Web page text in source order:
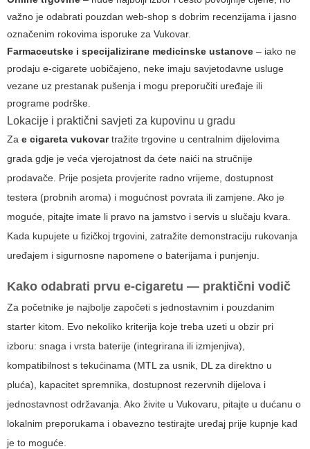
važno je odabrati pouzdan web-shop s dobrim recenzijama i jasno
označenim rokovima isporuke za Vukovar.
Farmaceutske i specijalizirane medicinske ustanove – iako ne
prodaju e-cigarete uobičajeno, neke imaju savjetodavne usluge
vezane uz prestanak pušenja i mogu preporučiti uređaje ili
programe podrške.
Lokacije i praktični savjeti za kupovinu u gradu
Za e cigareta vukovartražite trgovine u centralnim dijelovima
grada gdje je veća vjerojatnost da ćete naići na stručnije
prodavače. Prije posjeta provjerite radno vrijeme, dostupnost
testera (probnih aroma) i mogućnost povrata ili zamjene. Ako je
moguće, pitajte imate li pravo na jamstvo i servis u slučaju kvara.
Kada kupujete u fizičkoj trgovini, zatražite demonstraciju rukovanja
uređajem i sigurnosne napomene o baterijama i punjenju.
Kako odabrati prvu e-cigaretu — praktični vodič
Za početnike je najbolje započeti s jednostavnim i pouzdanim
starter kitom. Evo nekoliko kriterija koje treba uzeti u obzir pri
izboru: snaga i vrsta baterije (integrirana ili izmjenjiva),
kompatibilnost s tekućinama (MTL za usnik, DL za direktno u
pluća), kapacitet spremnika, dostupnost rezervnih dijelova i
jednostavnost održavanja. Ako živite u Vukovaru, pitajte u dućanu o
lokalnim preporukama i obavezno testirajte uređaj prije kupnje kad
je to moguće.